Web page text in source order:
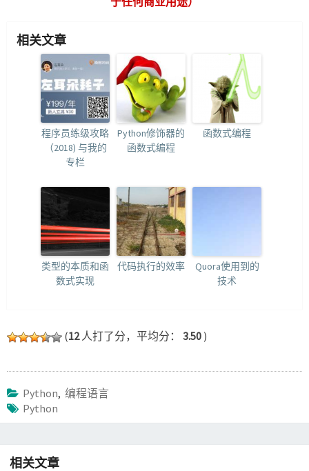
相关文章
程序员练级攻略
（2018) 与我的
专栏
Python修饰器的
函数式编程
函数式编程
类型的本质和函
数式实现
代码执行的效率
Quora使用到的
技术
(12人打了分，平均分： 3.50 )
Python, 编程语言
Python
相关文章